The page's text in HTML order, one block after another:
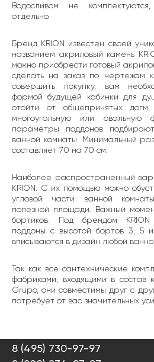
Водосливом не
отдельно.
Бренд KRION известен своей
названием акриловый камень
можно приобрести готовый
сделать на заказ по чертежам
совершить покупку, вам
формой будущей кабинки для
отойти от общепринятых догм,
многоугольную или овальную
параметры поддонов
ванной комнаты. Минимальный
составляет 70 на 70 см.
Наиболее распространенный
KRION. С их помощью можно
угловой части ванной
полезной площади. Важный
бортиков. Под брендом
поддоны с высотой бортов 3, 5
вписываются в дизайн любой
Так как все сантехнические
фабриками, входящими в состав
Grupo, они совместимы друг с
потребует от вас значительных
8 (495) 730-97-97